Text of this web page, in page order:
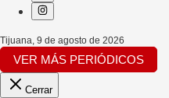
Tijuana 9 de agosto de 2026
VER MÁS PERIÓDICOS
Cerrar